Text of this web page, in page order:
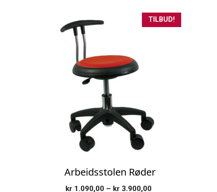
TILBUD!
Arbeidsstolen Røder
kr 1.090,00 – kr 3.900,00Prisområde: